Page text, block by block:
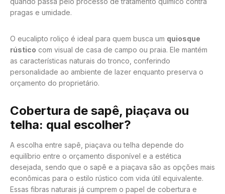
pragas e umidade.
O eucalipto roliço é ideal para quem busca um quiosque
rústico com visual de casa de campo ou praia. Ele mantém
as características naturais do tronco, conferindo
personalidade ao ambiente de lazer enquanto preserva o
orçamento do proprietário.
Cobertura de sapê, piaçava ou
telha: qual escolher?
A escolha entre sapê, piaçava ou telha depende do
equilíbrio entre o orçamento disponível e a estética
desejada, sendo que o sapê e a piaçava são as opções mais
econômicas para o estilo rústico com vida útil equivalente.
Essas fibras naturais já cumprem o papel de cobertura e